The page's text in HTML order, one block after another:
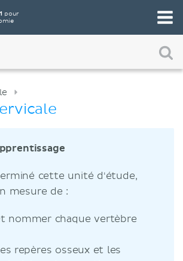
pour
cette unité d'étude,
mesure de :
nommer chaque vertèbre
repères osseux et les